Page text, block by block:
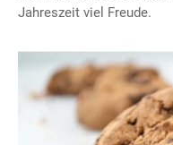
Jahreszeit viel Freude.